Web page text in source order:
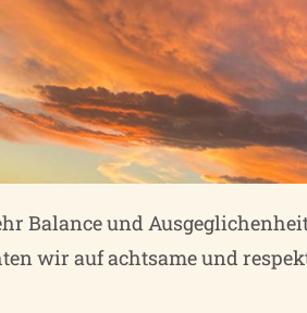
Balance und
wir auf achtsame und